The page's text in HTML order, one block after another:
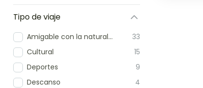
Tipo de viaje
Amigable con la naturaleza
33
Cultural
15
Deportes
9
Descanso
4